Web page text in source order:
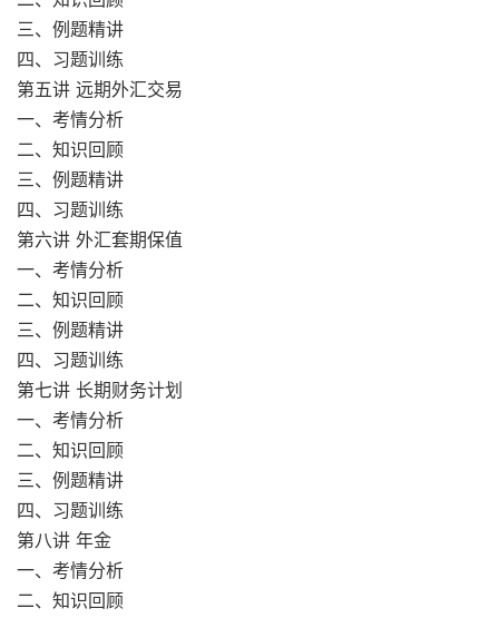
三、例题精讲
四、习题训练
第五讲 远期外汇交易
一、考情分析
二、知识回顾
三、例题精讲
四、习题训练
第六讲 外汇套期保值
一、考情分析
二、知识回顾
三、例题精讲
四、习题训练
第七讲 长期财务计划
一、考情分析
二、知识回顾
三、例题精讲
四、习题训练
第八讲 年金
一、考情分析
二、知识回顾